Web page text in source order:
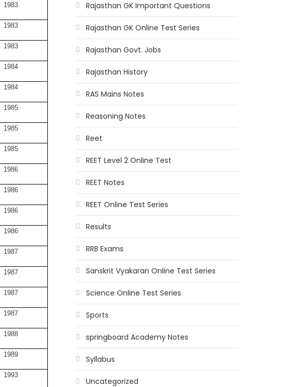
1983
1983
1983
1984
1984
1985
1985
1985
1986
1986
1986
1986
1987
1987
1987
1987
1988
1989
1993
Rajasthan GK Important Questions
Rajasthan GK Online Test Series
Rajasthan Govt. Jobs
Rajasthan History
RAS Mains Notes
Reasoning Notes
Reet
REET Level 2 Online Test
REET Notes
REET Online Test Series
Results
RRB Exams
Sanskrit Vyakaran Online Test Series
Science Online Test Series
Sports
springboard Academy Notes
Syllabus
Uncategorized